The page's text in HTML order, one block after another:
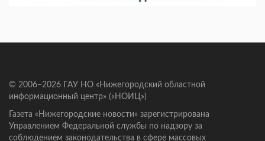
© 2006–2026 ГАУ НО «Нижегородский областной
информационный центр» («НОИЦ»)
Газета «Нижегородские новости» зарегистрирована
Управлением Федеральной службы по надзору за
соблюдением законодательства в сфере массовых